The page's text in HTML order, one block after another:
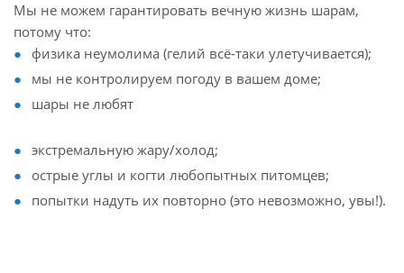
Мы не можем гарантировать вечную жизнь шарам,
потому что:
физика неумолима (гелий всё‑таки улетучивается);
мы не контролируем погоду в вашем доме;
шары не любят
экстремальную жару/холод;
острые углы и когти любопытных питомцев;
попытки надуть их повторно (это невозможно, увы!).